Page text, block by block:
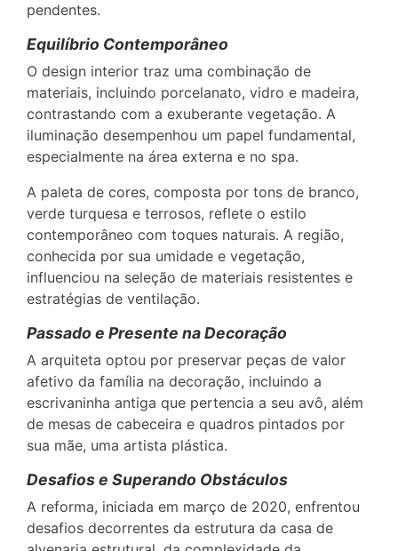
pendentes.
Equilíbrio Contemporâneo
O design interior traz uma combinação de
materiais, incluindo porcelanato, vidro e madeira,
contrastando com a exuberante vegetação. A
iluminação desempenhou um papel fundamental,
especialmente na área externa e no spa.
A paleta de cores, composta por tons de branco,
verde turquesa e terrosos, reflete o estilo
contemporâneo com toques naturais. A região,
conhecida por sua umidade e vegetação,
influenciou na seleção de materiais resistentes e
estratégias de ventilação.
Passado e Presente na Decoração
A arquiteta optou por preservar peças de valor
afetivo da família na decoração, incluindo a
escrivaninha antiga que pertencia a seu avô, além
de mesas de cabeceira e quadros pintados por
sua mãe, uma artista plástica.
Desafios e Superando Obstáculos
A reforma, iniciada em março de 2020, enfrentou
desafios decorrentes da estrutura da casa de